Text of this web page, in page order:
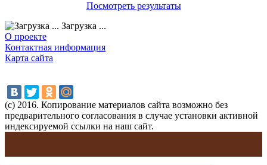
Посмотреть результаты
Загрузка ...
О проекте
Контактная информация
Карта сайта
(с) 2016. Копирование материалов сайта возможно без
предварительного согласования в случае установки активной
индексируемой ссылки на наш сайт.